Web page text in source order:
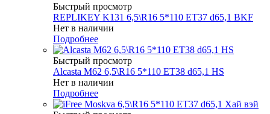
Быстрый просмотр
REPLIKEY K131 6,5\R16 5*110 ET37 d65,1 BKF
Нет в наличии
Подробнее
Быстрый просмотр
Alcasta M62 6,5\R16 5*110 ET38 d65,1 HS
Нет в наличии
Подробнее